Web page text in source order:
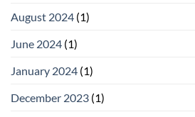
August 2024 (1)
June 2024 (1)
January 2024 (1)
December 2023 (1)